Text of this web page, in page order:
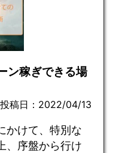
ン稼ぎできる場
投稿日：2022/04/13
かけて、特別な
、序盤から行け